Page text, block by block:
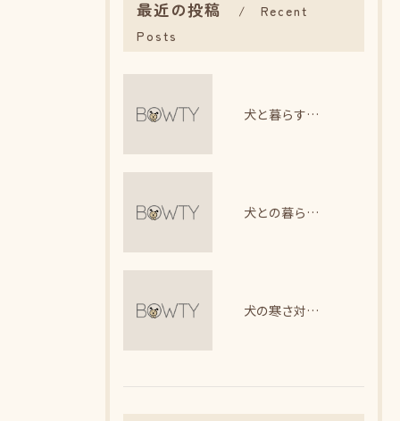
最近の投稿
Recent
Posts
犬と暮らす日々で感じるストレス軽減法
犬との暮らしで整える理想の生活リズム
犬の寒さ対策に最適な暖房器具選び